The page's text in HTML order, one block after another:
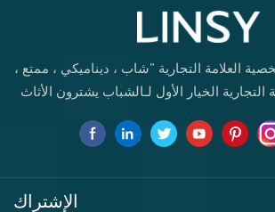
العلامة التجارية "شاب ، ديناميكي ، ممتع ،
الخيار الأول لـالشباب يشترون الأثاث
الإشتراك